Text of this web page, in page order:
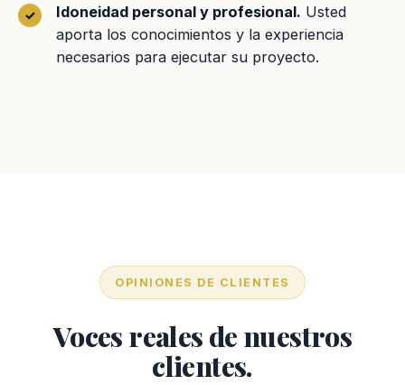
Idoneidad personal y profesional. Usted
aporta los conocimientos y la experiencia
necesarios para ejecutar su proyecto.
OPINIONES DE CLIENTES
Voces reales de nuestros
clientes.